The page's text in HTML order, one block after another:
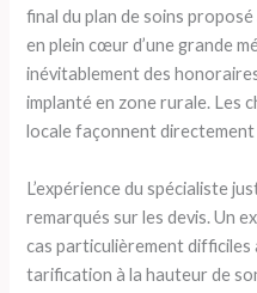
final du plan de soins
en plein cœur d’une grande
inévitablement des
implanté en zone rurale. Les
locale façonnent
L’expérience du spécialiste
remarqués sur les devis. Un
cas particulièrement difficiles
tarification à la hauteur de